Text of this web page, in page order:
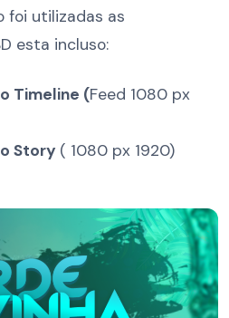
foi utilizadas as
esta incluso:
Timeline (Feed 1080 px
Story ( 1080 px 1920)